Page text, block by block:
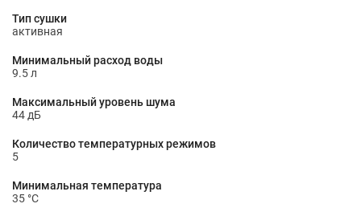
Тип сушки
активная
Минимальный расход воды
9.5 л
Максимальный уровень шума
44 дБ
Количество температурных режимов
5
Минимальная температура
35 °С